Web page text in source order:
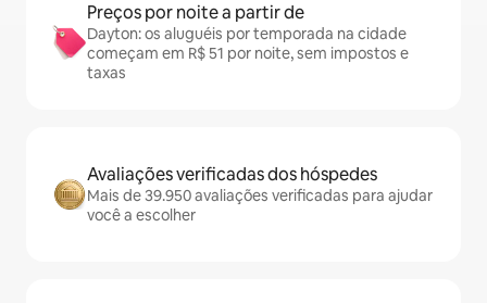
Preços por noite a partir de
Dayton: os aluguéis por temporada na cidade
começam em R$ 51 por noite, sem impostos e
taxas
Avaliações verificadas dos hóspedes
Mais de 39.950 avaliações verificadas para ajudar
você a escolher